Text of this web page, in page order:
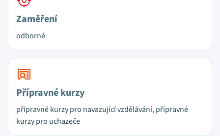
Zaměření
odborné
Přípravné kurzy
přípravné kurzy pro navazující vzdělávání, přípravné
kurzy pro uchazeče